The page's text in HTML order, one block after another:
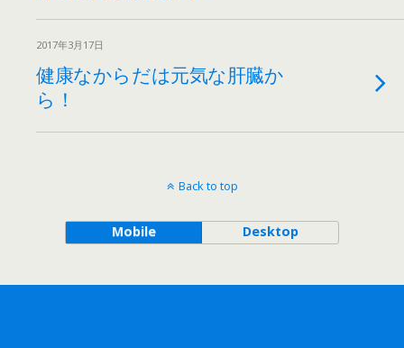
2017年3月17日
健康なからだは元気な肝臓か
ら！
Back to top
Mobile Desktop